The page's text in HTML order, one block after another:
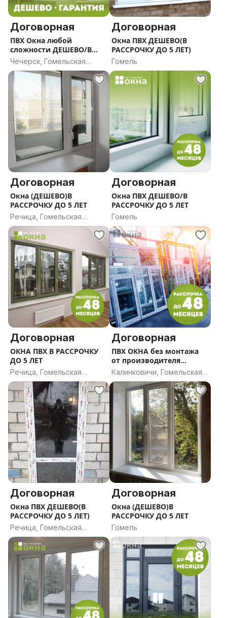
Договорная
ПВХ Окна любой
сложности ДЕШЕВО/В
РАССРОЧКУ ДО 5 ЛЕТ
Чечерск, Гомельская
область
Договорная
Окна ПВХ ДЕШЕВО(В
РАССРОЧКУ ДО 5 ЛЕТ)
Гомель
Договорная
Окна (ДЕШЕВО)В
РАССРОЧКУ ДО 5 ЛЕТ
Речица, Гомельская
область
Договорная
Окна ПВХ ДЕШЕВО/В
РАССРОЧКУ ДО 5 ЛЕТ
Гомель
Договорная
ОКНА ПВХ В РАССРОЧКУ
ДО 5 ЛЕТ
Речица, Гомельская
область
Договорная
ПВХ ОКНА без монтажа
от производителя
(ДЕШЕВО/В РАССРОЧКУ
Калинковичи, Гомельская
область
Договорная
Окна ПВХ ДЕШЕВО(В
РАССРОЧКУ ДО 5 ЛЕТ)
Речица, Гомельская
область
Договорная
Окна (ДЕШЕВО)В
РАССРОЧКУ ДО 5 ЛЕТ
Гомель